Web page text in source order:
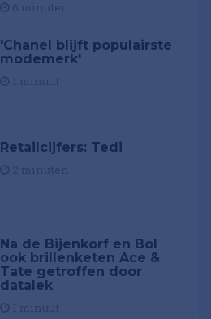
'Chanel blijft populairste
modemerk'
Retailcijfers: Tedi
Na de Bijenkorf en Bol
ook brillenketen Ace &
Tate getroffen door
datalek